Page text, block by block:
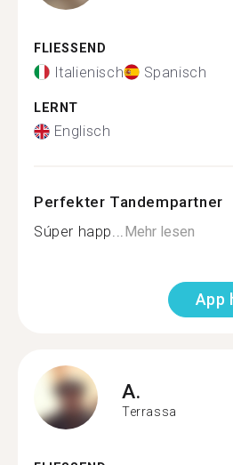
FLIESSEND
Italienisch Spanisch
LERNT
Englisch
Perfekter Tandempartner
Súper happ...Mehr lesen
App
A.
Terrassa